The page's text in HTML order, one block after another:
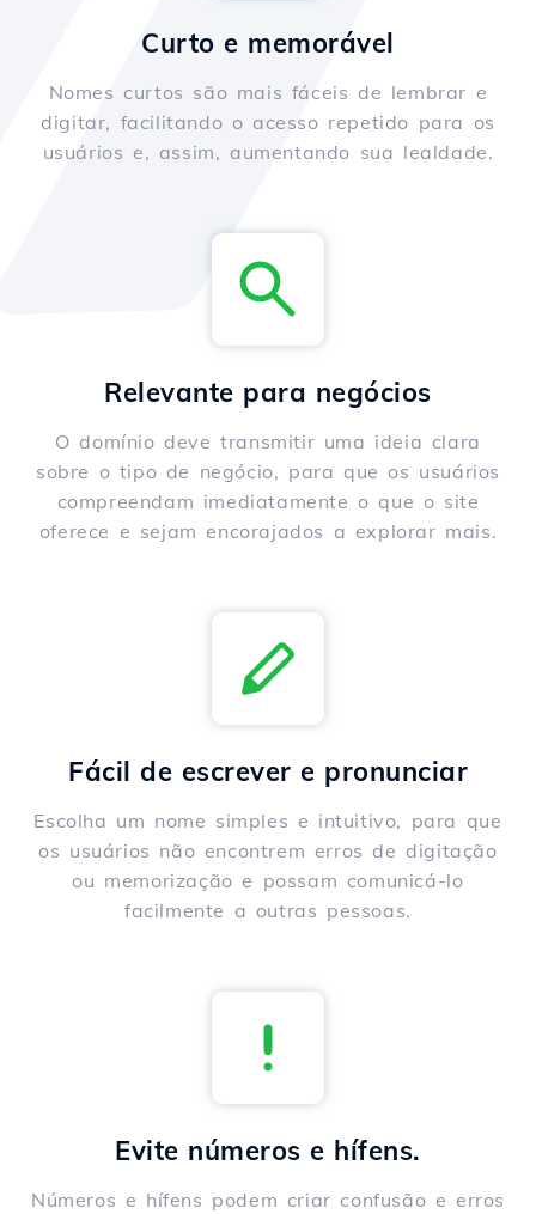
Curto e memorável
Nomes curtos são mais fáceis de lembrar e
digitar, facilitando o acesso repetido para os
usuários e, assim, aumentando sua lealdade.
Relevante para negócios
O domínio deve transmitir uma ideia clara
sobre o tipo de negócio, para que os usuários
compreendam imediatamente o que o site
oferece e sejam encorajados a explorar mais.
Fácil de escrever e pronunciar
Escolha um nome simples e intuitivo, para que
os usuários não encontrem erros de digitação
ou memorização e possam comunicá-lo
facilmente a outras pessoas.
Evite números e hífens.
Números e hífens podem criar confusão e erros